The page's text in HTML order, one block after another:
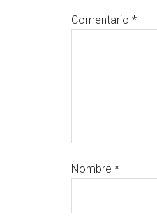
Comentario *
Nombre *